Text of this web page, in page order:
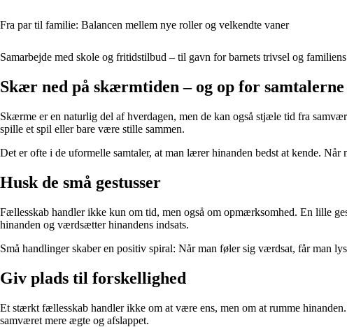
Fra par til familie: Balancen mellem nye roller og velkendte vaner
Samarbejde med skole og fritidstilbud – til gavn for barnets trivsel og
Skær ned på skærmtiden – og op for samtalerne
Skærme er en naturlig del af hverdagen, men de kan også stjæle tid fra
spille et spil eller bare være stille sammen.
Det er ofte i de uformelle samtaler, at man lærer hinanden bedst at kende.
Husk de små gestusser
Fællesskab handler ikke kun om tid, men også om opmærksomhed. En lille
hinanden og værdsætter hinandens indsats.
Små handlinger skaber en positiv spiral: Når man føler sig værdsat, får man
Giv plads til forskellighed
Et stærkt fællesskab handler ikke om at være ens, men om at rumme
samværet mere ægte og afslappet.